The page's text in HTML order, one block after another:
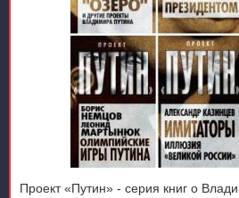
Проект «Путин» - серия книг о